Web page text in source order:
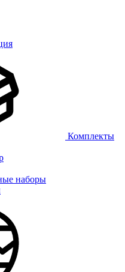
Комплекты
наборы